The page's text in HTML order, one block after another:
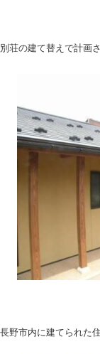
別荘の建て替えで計画
長野市内に建てられた